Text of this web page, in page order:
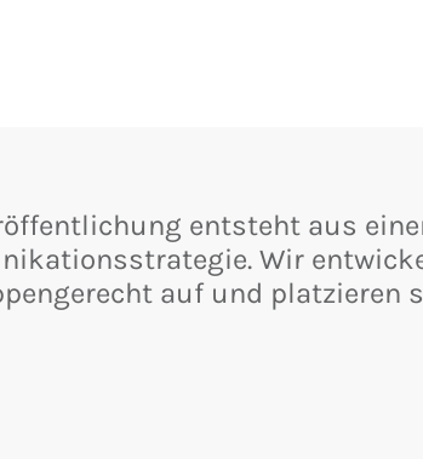
entsteht aus
Wir
auf und platzieren